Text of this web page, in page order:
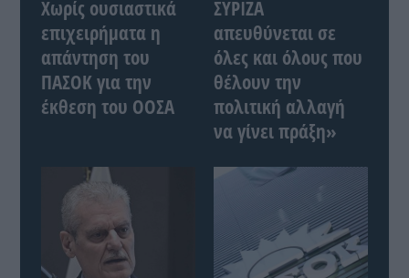
Χωρίς ουσιαστικά
επιχειρήματα η
απάντηση του
ΠΑΣΟΚ για την
έκθεση του ΟΟΣΑ
ΣΥΡΙΖΑ
απευθύνεται σε
όλες και όλους που
θέλουν την
πολιτική αλλαγή
να γίνει πράξη»